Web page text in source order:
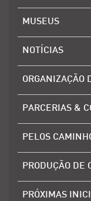
MUSEUS
NOTÍCIAS
ORGANIZAÇÃO
PARCERIAS &
PELOS
PRODUÇÃO DE
PRÓXIMAS